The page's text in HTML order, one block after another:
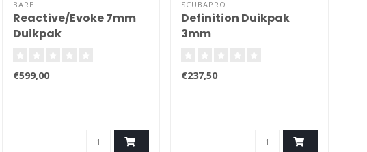
BARE
Reactive/Evoke 7mm
Duikpak
€599,00
SCUBAPRO
Definition Duikpak
3mm
€237,50